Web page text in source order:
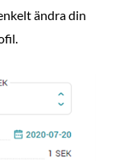
ändra din